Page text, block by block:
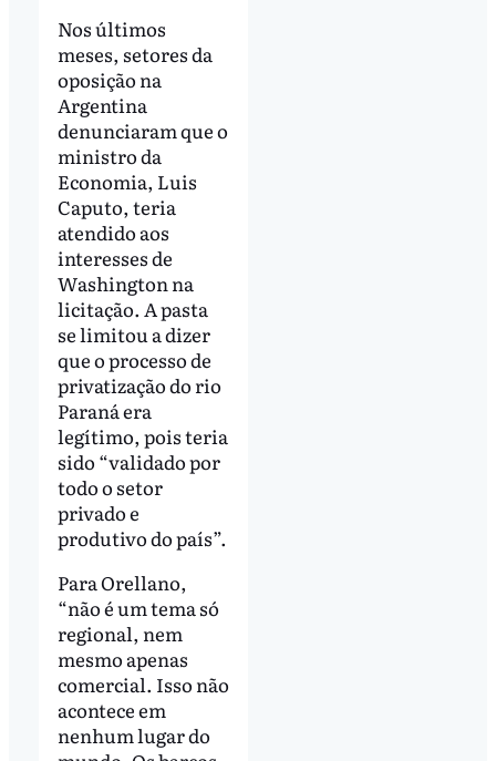
Nos últimos
meses, setores da
oposição na
Argentina
denunciaram que o
ministro da
Economia, Luis
Caputo, teria
atendido aos
interesses de
Washington na
licitação. A pasta
se limitou a dizer
que o processo de
privatização do rio
Paraná era
legítimo, pois teria
sido “validado por
todo o setor
privado e
produtivo do país”.
Para Orellano,
“não é um tema só
regional, nem
mesmo apenas
comercial. Isso não
acontece em
nenhum lugar do